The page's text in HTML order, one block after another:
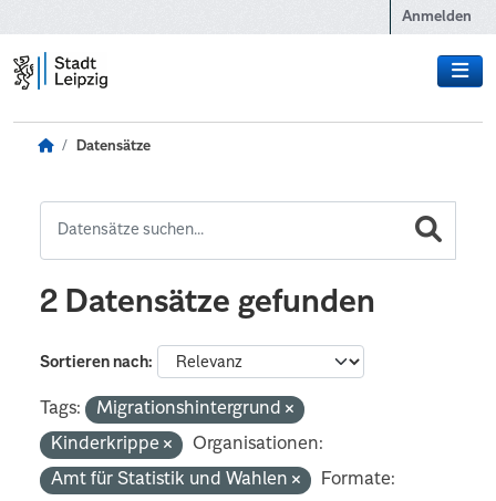
Anmelden
Datensätze
2 Datensätze gefunden
Sortieren nach
Tags:
Migrationshintergrund
Kinderkrippe
Organisationen:
Amt für Statistik und Wahlen
Formate: